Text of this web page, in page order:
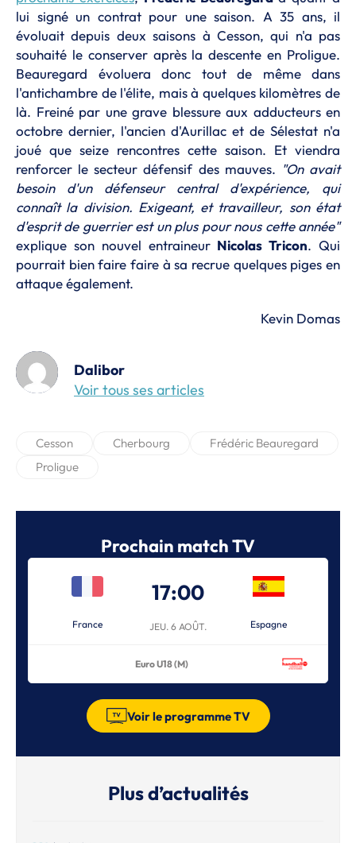
lui signé un contrat pour une saison. A 35 ans, il
évoluait depuis deux saisons à Cesson, qui n'a pas
souhaité le conserver après la descente en Proligue.
Beauregard évoluera donc tout de même dans
l'antichambre de l'élite, mais à quelques kilomètres de
là. Freiné par une grave blessure aux adducteurs en
octobre dernier, l'ancien d'Aurillac et de Sélestat n'a
joué que seize rencontres cette saison. Et viendra
renforcer le secteur défensif des mauves. "On avait
besoin d'un défenseur central d'expérience, qui
connaît la division. Exigeant, et travailleur, son état
d'esprit de guerrier est un plus pour nous cette année"
explique son nouvel entraineur Nicolas Tricon. Qui
pourrait bien faire faire à sa recrue quelques piges en
attaque également.
Kevin Domas
Dalibor
Voir tous ses articles
Cesson Cherbourg
Frédéric Beauregard
Proligue
Prochain match TV
France
17:00
JEU. 6 AOÛT. Espagne
Euro U18 (M)
Voir le programme TV
Plus d’actualités